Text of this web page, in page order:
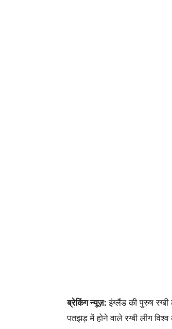
ब्रेकिंग न्यूज़: इंग्लैंड की पुरुष
पतझड़ में होने वाले रग्बी लीग